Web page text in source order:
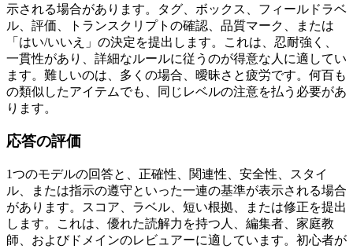
示される場合があります。タグ、ボックス、フィールドラベ
ル、評価、トランスクリプトの確認、品質マーク、または
「はい/いいえ」の決定を提出します。これは、忍耐強く、
一貫性があり、詳細なルールに従うのが得意な人に適してい
ます。難しいのは、多くの場合、曖昧さと疲労です。何百も
の類似したアイテムでも、同じレベルの注意を払う必要があ
ります。
応答の評価
1つのモデルの回答と、正確性、関連性、安全性、スタイ
ル、または指示の遵守といった一連の基準が表示される場合
があります。スコア、ラベル、短い根拠、または修正を提出
します。これは、優れた読解力を持つ人、編集者、家庭教
師、およびドメインのレビュアーに適しています。初心者が